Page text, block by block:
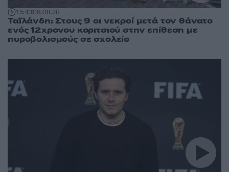
15:4308.08.26
Ταϊλάνδη: Στους 9 οι νεκροί μετά τον θάνατο
ενός 12χρονου κοριτσιού στην επίθεση με
πυροβολισμούς σε σχολείο